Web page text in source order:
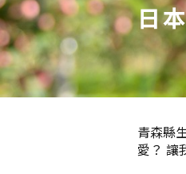
日
青森縣
愛？ 讓